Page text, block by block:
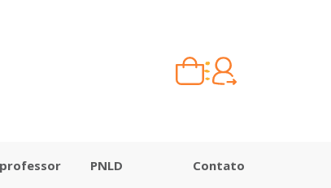
Carrinho vazio
PNLD
Contato